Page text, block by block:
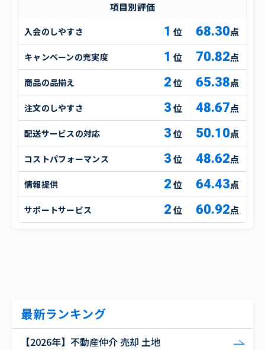
項目別評価
入会のしやすさ 1 68.30点
キャンペーンの充実度 1 70.82点
商品の品揃え 2 65.38点
注文のしやすさ 3 48.67点
配送サービスの対応 3 50.10点
コストパフォーマンス 3 48.62点
情報提供 2 64.43点
サポートサービス 2 60.92点
最新ランキング
【2026年】不動産仲介 売却 土地